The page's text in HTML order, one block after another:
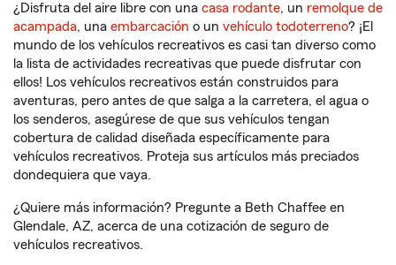
¿Disfruta del aire libre con una casa rodante, un remolque de
acampada, una embarcación o un vehículo todoterreno? ¡El
mundo de los vehículos recreativos es casi tan diverso como
la lista de actividades recreativas que puede disfrutar con
ellos! Los vehículos recreativos están construidos para
aventuras, pero antes de que salga a la carretera, el agua o
los senderos, asegúrese de que sus vehículos tengan
cobertura de calidad diseñada específicamente para
vehículos recreativos. Proteja sus artículos más preciados
dondequiera que vaya.
¿Quiere más información? Pregunte a Beth Chaffee en
Glendale, AZ, acerca de una cotización de seguro de
vehículos recreativos.